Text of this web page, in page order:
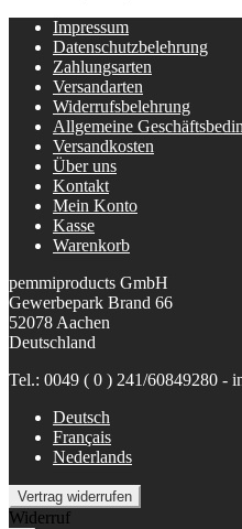
Impressum
Datenschutzbelehrung
Zahlungsarten
Versandarten
Widerrufsbelehrung
Allgemeine
Versandkosten
Über uns
Kontakt
Mein Konto
Kasse
Warenkorb
pemmiproducts GmbH
Gewerbepark Brand 66
52078 Aachen
Deutschland
Tel.: 0049 ( 0 ) 241/60849280 -
Deutsch
Français
Nederlands
Vertrag widerrufen
Widerruf